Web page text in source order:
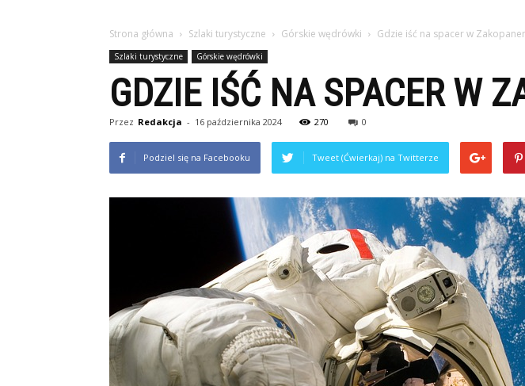
Strona główna Szlaki turystyczne Górskie wędrówki Gdzie iść na spacer w
Szlaki turystyczne Górskie wędrówki
GDZIE IŚĆ NA SPACER W
Przez Redakcja - 16 października 2024 270 0
Podziel się na Facebooku Tweet (Ćwierkaj) na Twitterze